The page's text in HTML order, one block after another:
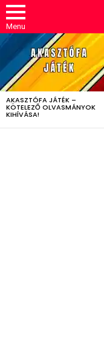
Menu
LATEST
STORIES
AKASZTÓFA JÁTÉK –
KÖTELEZŐ OLVASMÁNYOK
KIHÍVÁSA!